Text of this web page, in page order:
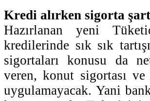
Kredi alırken sigorta
Hazırlanan yeni
kredilerinde sık sık
sigortaları konusu da
veren, konut sigortası
uygulamayacak. Yani